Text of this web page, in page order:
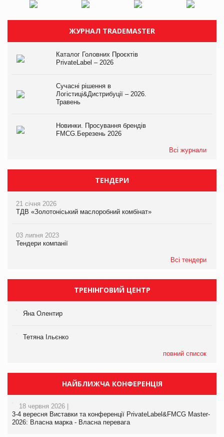
ЖУРНАЛ TRADEMASTER
Каталог Головних Проєктів
PrivateLabel – 2026
Сучасні рішення в
Логістиці&Дистрибуції – 2026.
Травень
Новинки. Просування брендів
FMCG.Березень 2026
Всі журнали
ТЕНДЕРИ
21 січня 2026
ТДВ «Золотоніський маслоробний комбінат»
03 липня 2023
Тендери компанії
Всі тендери
ТРЕНІНГОВИЙ ЦЕНТР
Яна Олентир
Тетяна Ільєнко
повний список
НАЙБЛИЖЧА КОНФЕРЕНЦІЯ
18 червня 2026 |
3-4 вересня Виставки та конференції PrivateLabel&FMCG Master-
2026: Власна марка - Власна перевага